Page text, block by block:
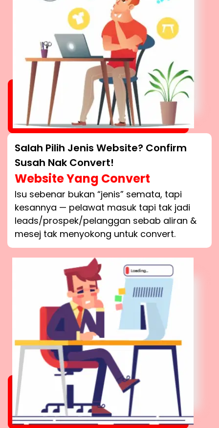
Salah Pilih Jenis Website? Confirm
Susah Nak Convert!
Website Yang Convert
Isu sebenar bukan “jenis” semata, tapi
kesannya — pelawat masuk tapi tak jadi
leads/prospek/pelanggan sebab aliran &
mesej tak menyokong untuk convert.